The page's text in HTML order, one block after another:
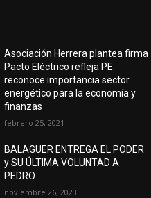
Asociación Herrera plantea firma
Pacto Eléctrico refleja PE
reconoce importancia sector
energético para la economía y
finanzas
febrero 25, 2021
BALAGUER ENTREGA EL PODER
y SU ÚLTIMA VOLUNTAD A
PEDRO
noviembre 26, 2023